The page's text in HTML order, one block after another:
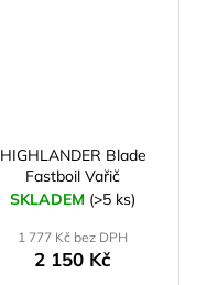
HIGHLANDER Blade
Fastboil Vařič
SKLADEM (>5 ks)
1 777 Kč bez DPH
2 150 Kč